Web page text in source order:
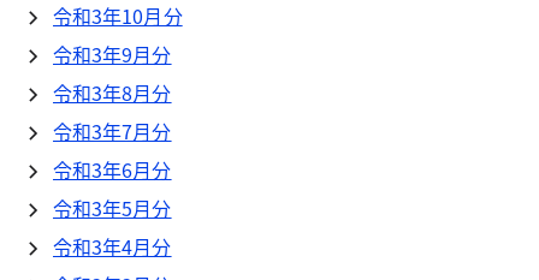
令和3年10月分
令和3年9月分
令和3年8月分
令和3年7月分
令和3年6月分
令和3年5月分
令和3年4月分